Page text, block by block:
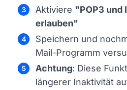
Aktiviere "POP3 und
erlauben"
Speichern und
Mail-Programm
Achtung: Diese
längerer Inaktivität